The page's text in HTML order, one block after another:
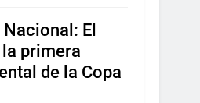
El
primera
de la Copa